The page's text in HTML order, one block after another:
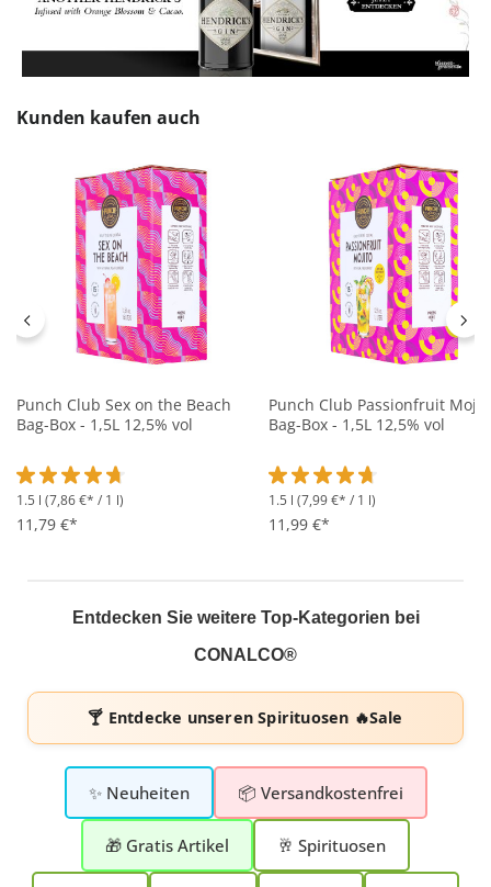
Produktgalerie überspringen
Kunden kaufen auch
Punch Club Sex on the Beach
Bag-Box - 1,5L 12,5% vol
Durchschnittliche Bewertung von 4.8 von 5 Sternen
1.5 l (7,86 €* / 1 l)
11,79 €*
Punch Club Passionfruit
Bag-Box - 1,5L 12,5% vol
Durchschnittliche
1.5 l (7,99 €* / 1 l)
11,99 €*
Entdecken Sie weitere Top-Kategorien bei
CONALCO®
🍸 Entdecke unserenSpirituosen 🔥Sale
✨ Neuheiten 📦 Versandkostenfrei
🎁 Gratis Artikel 🥂 Spirituosen